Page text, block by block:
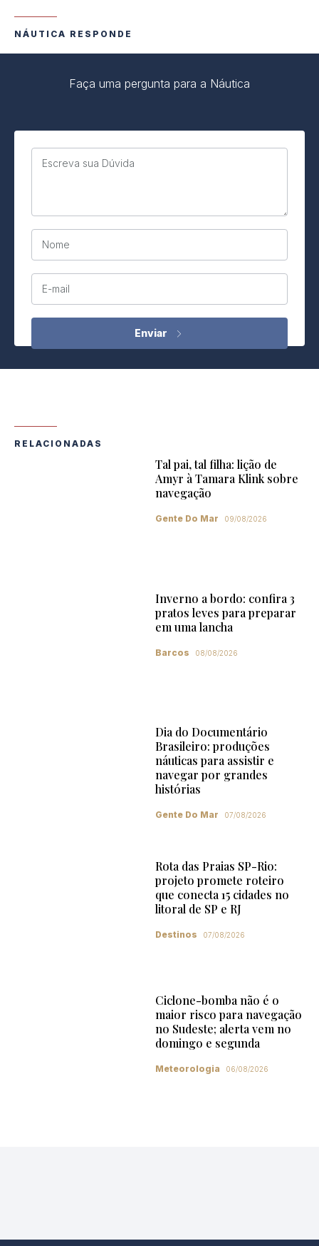
NÁUTICA RESPONDE
Faça uma pergunta para a Náutica
Escreva sua Dúvida
Nome
E-mail
RELACIONADAS
Tal pai, tal filha: lição de
Amyr à Tamara Klink sobre
navegação
Gente Do Mar 09/08/2026
Inverno a bordo: confira 3
pratos leves para preparar
em uma lancha
Barcos 08/08/2026
Dia do Documentário
Brasileiro: produções
náuticas para assistir e
navegar por grandes
histórias
Gente Do Mar 07/08/2026
Rota das Praias SP-Rio:
projeto promete roteiro
que conecta 15 cidades no
litoral de SP e RJ
Destinos 07/08/2026
Ciclone-bomba não é o
maior risco para navegação
no Sudeste; alerta vem no
domingo e segunda
Meteorologia 06/08/2026